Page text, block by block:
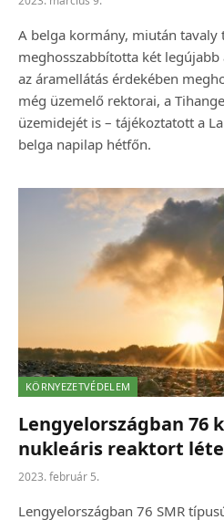
A belga kormány, miután tavaly
meghosszabbította két
az áramellátás érdekében
még üzemelő rektorai, a
üzemidejét is – tájékoztatott a
belga napilap hétfőn.
KÖRNYEZETVÉDELEM
Lengyelországban 76
nukleáris reaktort
2023. február 5.
Lengyelországban 76 SMR